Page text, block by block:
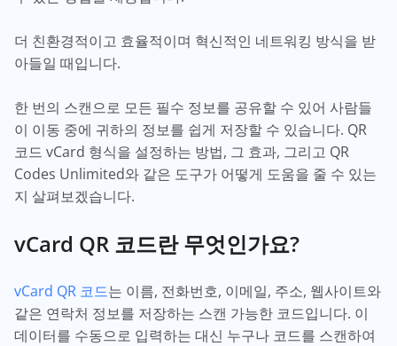
더 친환경적이고 효율적이며 혁신적인 네트워킹 방식을 받
아들일 때입니다.
한 번의 스캔으로 모든 필수 정보를 공유할 수 있어 사람들
이 이동 중에 귀하의 정보를 쉽게 저장할 수 있습니다. QR
코드 vCard 형식을 설정하는 방법, 그 효과, 그리고 QR
Codes Unlimited와 같은 도구가 어떻게 도움을 줄 수 있는
지 살펴보겠습니다.
vCard QR 코드란 무엇인가요?
vCard QR 코드는 이름, 전화번호, 이메일, 주소, 웹사이트와
같은 연락처 정보를 저장하는 스캔 가능한 코드입니다. 이
데이터를 수동으로 입력하는 대신 누구나 코드를 스캔하여